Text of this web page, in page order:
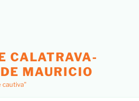
CALATRAVA-
MAURICIO
cautiva"